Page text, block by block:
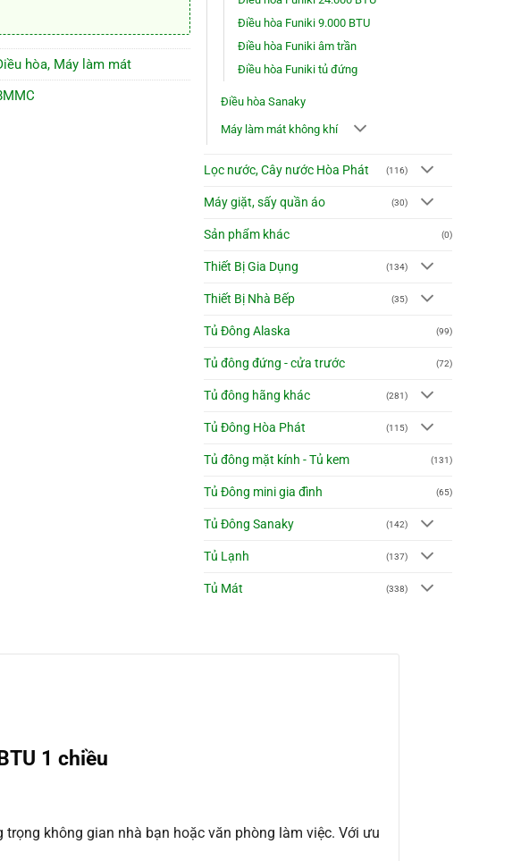
hòa, Máy làm mát
Điều hòa Funiki 9.000 BTU
Điều hòa Funiki âm trần
Điều hòa Funiki tủ đứng
Điều hòa Sanaky
Máy làm mát không khí
Lọc nước, Cây nước Hòa Phát (116)
Máy giặt, sấy quần áo (30)
Sản phẩm khác (0)
Thiết Bị Gia Dụng (134)
Thiết Bị Nhà Bếp (35)
Tủ Đông Alaska (99)
Tủ đông đứng - cửa trước (72)
Tủ đông hãng khác (281)
Tủ Đông Hòa Phát (115)
Tủ đông mặt kính - Tủ kem (131)
Tủ Đông mini gia đình (65)
Tủ Đông Sanaky (142)
Tủ Lạnh (137)
Tủ Mát (338)
1 chiều
không gian nhà bạn hoặc văn phòng làm việc. Với ưu